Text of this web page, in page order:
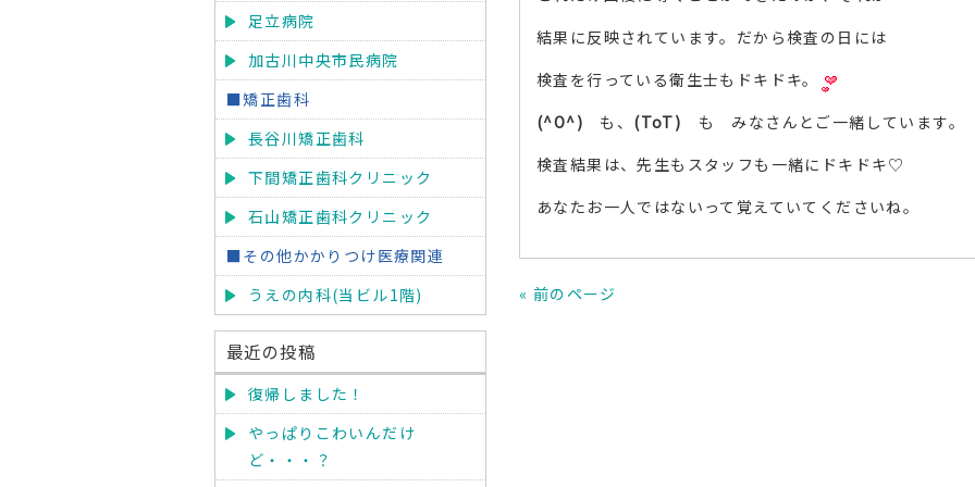
結果に反映されています。だから検査の日には
検査を行っている衛生士もドキドキ。
(^O^) も、 (ToT) も みなさんとご一緒しています。
検査結果は、先生もスタッフも一緒にドキドキ♡
あなたお一人ではないって覚えていてくださいね。
« 前のページ
足立病院
加古川中央市民病院
■矯正歯科
長谷川矯正歯科
下間矯正歯科クリニック
石山矯正歯科クリニック
■その他かかりつけ医療関連
うえの内科(当ビル1階)
最近の投稿
復帰しました！
やっぱりこわいんだけ
ど・・・？